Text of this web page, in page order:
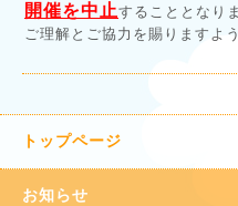
開催を中止することとなり
ご理解とご協力を賜りますよ
トップページ
お知らせ